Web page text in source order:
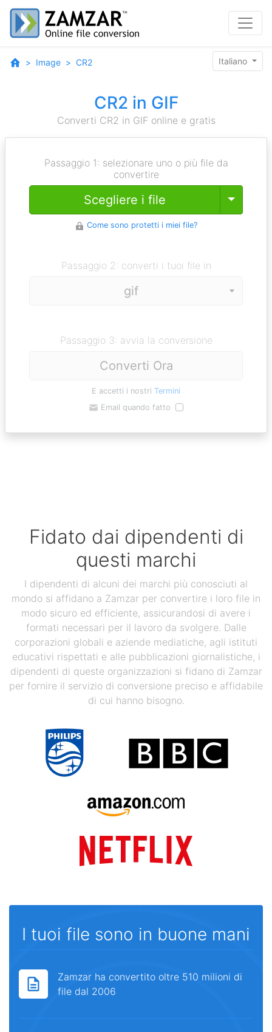
Image CR2 Italiano
CR2 in GIF
Converti CR2 in GIF online e gratis
Passaggio 1: selezionare uno o più file da
convertire
Scegliere i file Toggle
Come sono protetti i miei file?
Passaggio 2: converti i tuoi file in
Passaggio 3: avvia la conversione
Converti Ora
E accetti i nostri Termini
Email quando fatto
Fidato dai dipendenti di
questi marchi
I dipendenti di alcuni dei marchi più conosciuti al
mondo si affidano a Zamzar per convertire i loro file in
modo sicuro ed efficiente, assicurandosi di avere i
formati necessari per il lavoro da svolgere. Dalle
corporazioni globali e aziende mediatiche, agli istituti
educativi rispettati e alle pubblicazioni giornalistiche, i
dipendenti di queste organizzazioni si fidano di Zamzar
per fornire il servizio di conversione preciso e affidabile
di cui hanno bisogno.
I tuoi file sono in buone mani
Zamzar ha convertito oltre 510 milioni di
file dal 2006